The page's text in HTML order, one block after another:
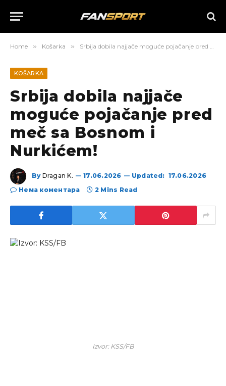
Home » Košarka » Srbija dobila najjače moguće pojačanje pred meč sa Bosnom i Nurkićem!
KOŠARKA
Srbija dobila najjače
moguće pojačanje pred
meč sa Bosnom i
Nurkićem!
By Dragan K. 17.06.2026 Updated: 17.06.2026
Нема коментара
2 Mins Read
Izvor: KSS/FB